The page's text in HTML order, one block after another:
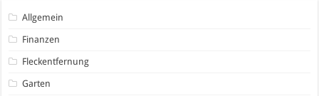
Allgemein
Finanzen
Fleckentfernung
Garten